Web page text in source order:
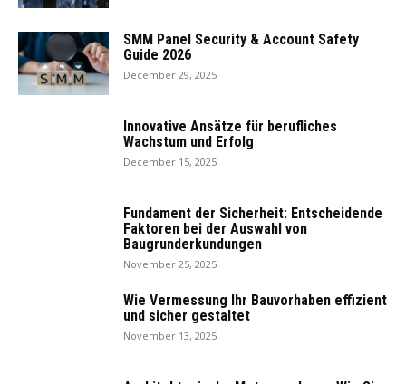
SMM Panel Security & Account Safety
Guide 2026
December 29, 2025
Innovative Ansätze für berufliches
Wachstum und Erfolg
December 15, 2025
Fundament der Sicherheit: Entscheidende
Faktoren bei der Auswahl von
Baugrunderkundungen
November 25, 2025
Wie Vermessung Ihr Bauvorhaben effizient
und sicher gestaltet
November 13, 2025